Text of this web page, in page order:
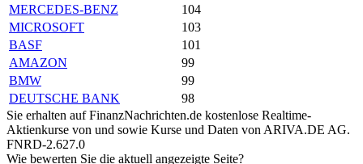
MERCEDES-BENZ
104
MICROSOFT
103
BASF
101
AMAZON
99
BMW
99
DEUTSCHE BANK
98
Sie erhalten auf FinanzNachrichten.de kostenlose Realtime-
Aktienkurse von und sowie Kurse und Daten von ARIVA.DE AG.
FNRD-2.627.0
Wie bewerten Sie die aktuell angezeigte Seite?